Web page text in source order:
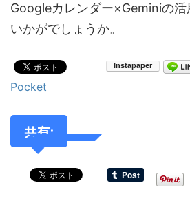
Googleカレンダー×Geminiの
いかがでしょうか。
Pocket
共有: